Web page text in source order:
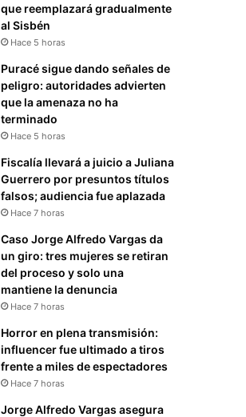
que reemplazará gradualmente
al Sisbén
Hace 5 horas
Puracé sigue dando señales de
peligro: autoridades advierten
que la amenaza no ha
terminado
Hace 5 horas
Fiscalía llevará a juicio a Juliana
Guerrero por presuntos títulos
falsos; audiencia fue aplazada
Hace 7 horas
Caso Jorge Alfredo Vargas da
un giro: tres mujeres se retiran
del proceso y solo una
mantiene la denuncia
Hace 7 horas
Horror en plena transmisión:
influencer fue ultimado a tiros
frente a miles de espectadores
Hace 7 horas
Jorge Alfredo Vargas asegura